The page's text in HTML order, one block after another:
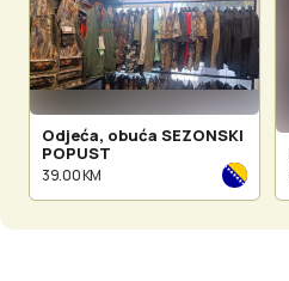
Odjeća, obuća SEZONSKI
POPUST
39.00 KM